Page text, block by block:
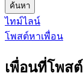
ค้นหา
ไทม์ไลน์
โพสต์หาเพื่อน
เพื่อนที่โพสต์